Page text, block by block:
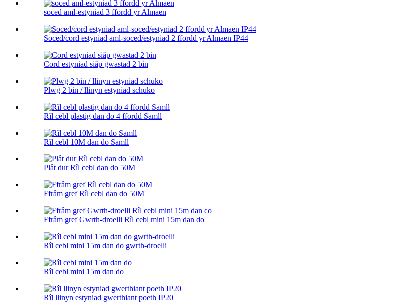
soced aml-estyniad 3 ffordd yr Almaen
Soced/cord estyniad aml-soced/estyniad 2 ffordd yr Almaen IP44
Cord estyniad siâp gwastad 2 bin
Plwg 2 bin / llinyn estyniad schuko
Rîl cebl plastig dan do 4 ffordd Samll
Rîl cebl 10M dan do Samll
Plât dur Rîl cebl dan do 50M
Ffrâm gref Rîl cebl dan do 50M
Ffrâm gref Gwrth-droelli Rîl cebl mini 15m dan do
Rîl cebl mini 15m dan do gwrth-droelli
Rîl cebl mini 15m dan do
Rîl llinyn estyniad gwerthiant poeth IP20